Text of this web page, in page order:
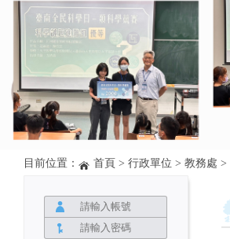
目前位置： 首頁 > 行政單位 > 教務處 >